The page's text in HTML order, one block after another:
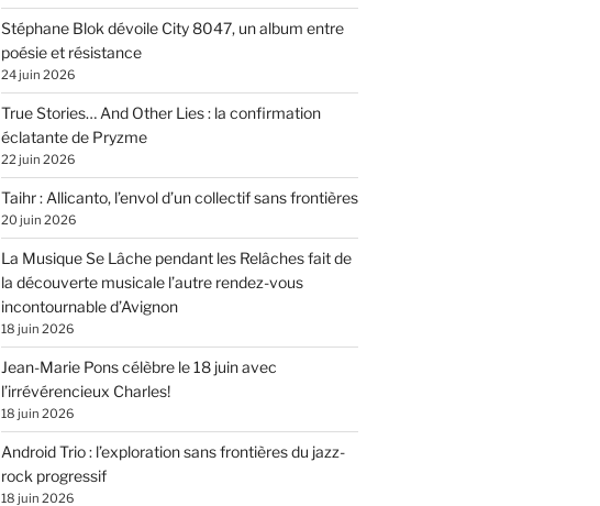
Stéphane Blok dévoile City 8047, un album entre
poésie et résistance
24 juin 2026
True Stories… And Other Lies : la confirmation
éclatante de Pryzme
22 juin 2026
Taihr : Allicanto, l’envol d’un collectif sans frontières
20 juin 2026
La Musique Se Lâche pendant les Relâches fait de
la découverte musicale l’autre rendez-vous
incontournable d’Avignon
18 juin 2026
Jean-Marie Pons célèbre le 18 juin avec
l’irrévérencieux Charles!
18 juin 2026
Android Trio : l’exploration sans frontières du jazz-
rock progressif
18 juin 2026